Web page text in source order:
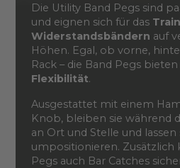
Die Utility Band Pegs sind
und eignen sich für das
Widerstandsbändern auf
Höhen. Egal, ob vorne,
Rack – die Band Pegs bieten
Flexibilität.
Ausgestattet mit einem
Knob, bleiben sie während
an Ort und Stelle und
umpositionieren. Zusätzlich
Pegs auch Bar Catches